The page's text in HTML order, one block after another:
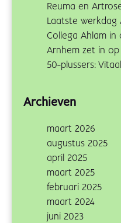
Reuma en
Laatste werkdag
Collega Ahlam in
Arnhem zet in
50-plussers:
Archieven
maart 2026
augustus 2025
april 2025
maart 2025
februari 2025
maart 2024
juni 2023